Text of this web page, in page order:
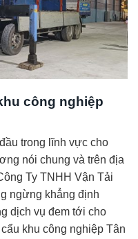
công nghiệp
trong lĩnh vực cho
nói chung và trên địa
Ty TNHH Vận Tải
ngừng khẳng định
dịch vụ đem tới cho
khu công nghiệp Tân